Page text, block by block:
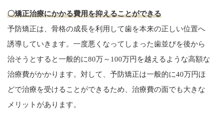
〇矯正治療にかかる費用を抑えることができる
予防矯正は、骨格の成長を利用して歯を本来の正しい位置へ
誘導していきます。一度悪くなってしまった歯並びを後から
治そうとすると一般的に80万～100万円を越えるような高額な
治療費がかかります。対して、予防矯正は一般的に40万円ほ
どで治療を受けることができるため、治療費の面でも大きな
メリットがあります。